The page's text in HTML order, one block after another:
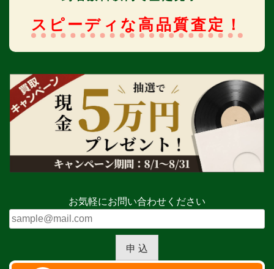
スピーディな高品質査定！
お気軽にお問い合わせください
申 込